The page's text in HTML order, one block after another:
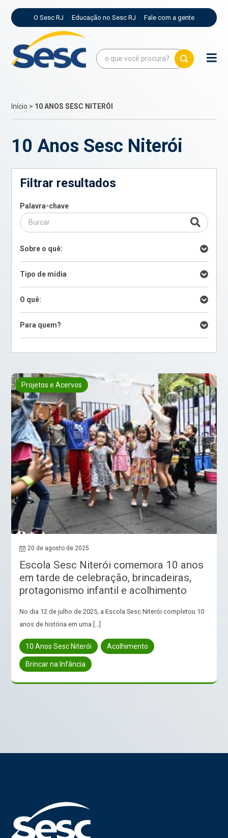
O Sesc RJ Educação no Sesc RJ Fale com a gente
Início > 10 ANOS SESC NITERÓI
10 Anos Sesc Niterói
Filtrar resultados
Palavra-chave
Sobre o quê:
Tipo de mídia
O quê:
Para quem?
Projetos e Acervos
20 de agosto de 2025
Escola Sesc Niterói comemora 10 anos
em tarde de celebração, brincadeiras,
protagonismo infantil e acolhimento
No dia 12 de julho de 2025, a Escola Sesc Niterói completou 10
anos de história em uma […]
10 Anos Sesc Niterói Acolhimento
Brincar na Infância